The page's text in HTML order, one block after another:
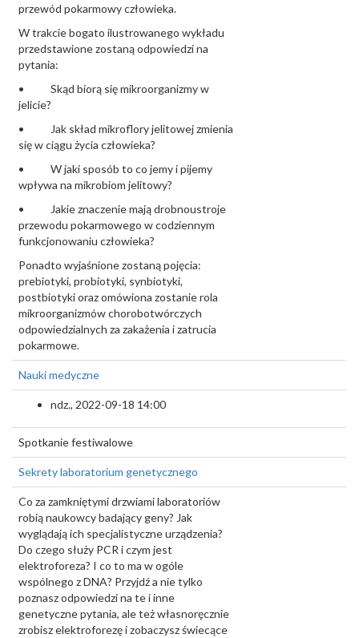
przewód pokarmowy człowieka.
W trakcie bogato ilustrowanego wykładu
przedstawione zostaną odpowiedzi na
pytania:
• Skąd biorą się mikroorganizmy w
jelicie?
• Jak skład mikroflory jelitowej zmienia
się w ciągu życia człowieka?
• W jaki sposób to co jemy i pijemy
wpływa na mikrobiom jelitowy?
• Jakie znaczenie mają drobnoustroje
przewodu pokarmowego w codziennym
funkcjonowaniu człowieka?
Ponadto wyjaśnione zostaną pojęcia:
prebiotyki, probiotyki, synbiotyki,
postbiotyki oraz omówiona zostanie rola
mikroorganizmów chorobotwórczych
odpowiedzialnych za zakażenia i zatrucia
pokarmowe.
Nauki medyczne
ndz., 2022-09-18 14:00
Spotkanie festiwalowe
Sekrety laboratorium genetycznego
Co za zamkniętymi drzwiami laboratoriów
robią naukowcy badający geny? Jak
wyglądają ich specjalistyczne urządzenia?
Do czego służy PCR i czym jest
elektroforeza? I co to ma w ogóle
wspólnego z DNA? Przyjdź a nie tylko
poznasz odpowiedzi na te i inne
genetyczne pytania, ale też własnoręcznie
zrobisz elektroforezę i zobaczysz świecące